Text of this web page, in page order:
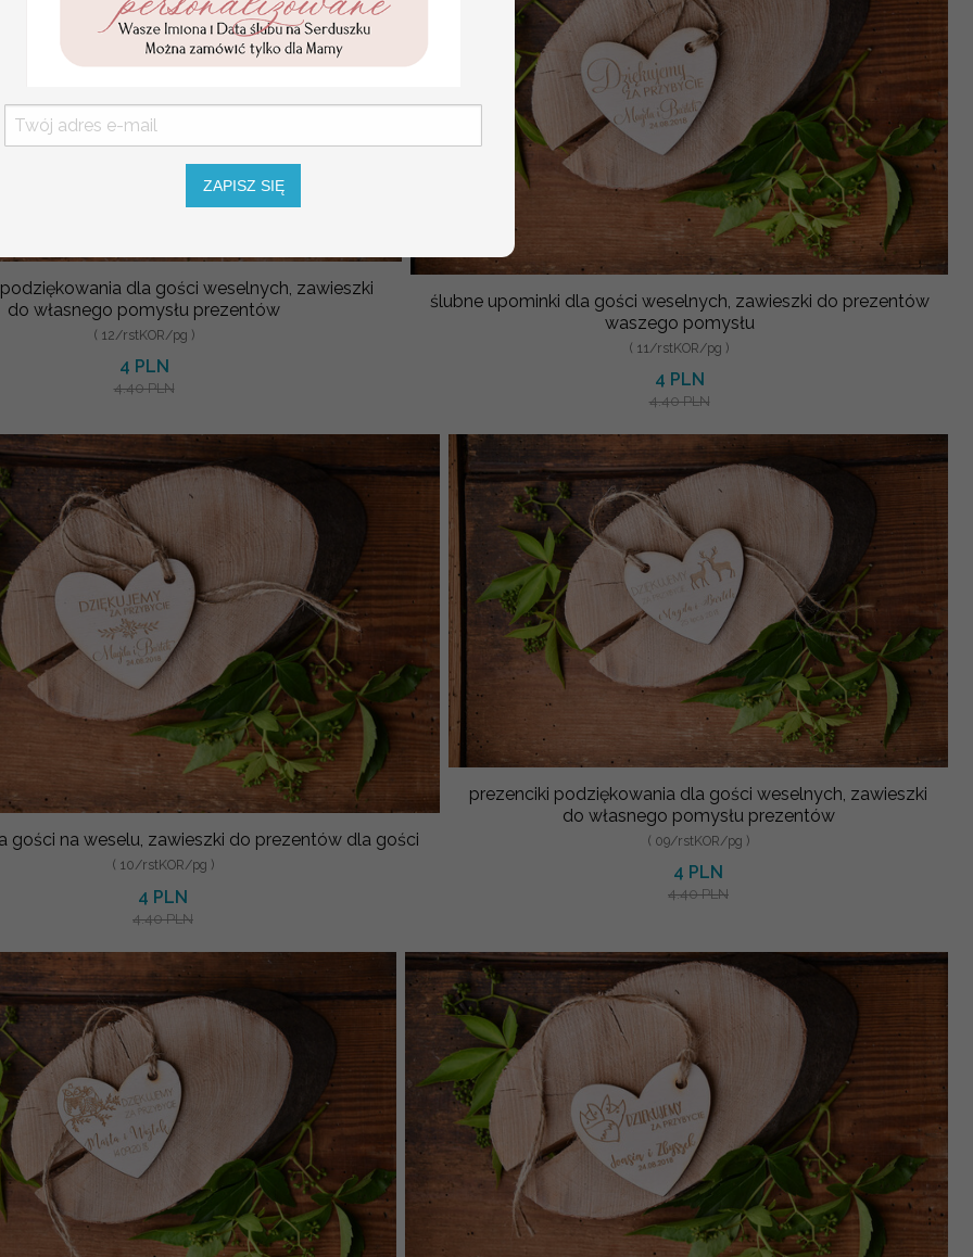
dla gości weselnych, zawieszki
do własnego pomysłu prezentów
( 12/rstKOR/pg )
4 PLN
4.40 PLN
ślubne upominki dla gości weselnych, zawieszki do prezentów
waszego pomysłu
( 11/rstKOR/pg )
4 PLN
4.40 PLN
gości na weselu, zawieszki do prezentów dla gości
( 10/rstKOR/pg )
4 PLN
4.40 PLN
prezenciki podziękowania dla gości weselnych, zawieszki
do własnego pomysłu prezentów
( 09/rstKOR/pg )
4 PLN
4.40 PLN
ZAPISZ SIĘ